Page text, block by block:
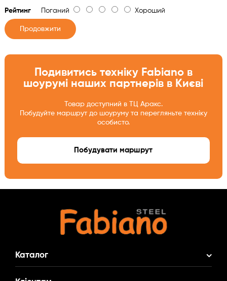
РейтингПоганий Хороший
Продовжити
Подивитись техніку Fabiano в
шоурумі наших партнерів в Києві
Товар доступний в ТЦ Аракс.
Побудуйте маршрут до шоуруму та перегляньте техніку
особисто.
Побудувати маршрут
Каталог